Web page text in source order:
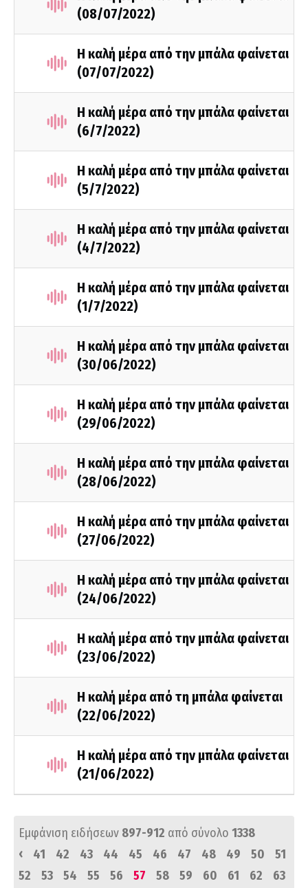
(08/07/2022)
Η καλή μέρα από την μπάλα φαίνεται
(07/07/2022)
Η καλή μέρα από την μπάλα φαίνεται
(6/7/2022)
Η καλή μέρα από την μπάλα φαίνεται
(5/7/2022)
Η καλή μέρα από την μπάλα φαίνεται
(4/7/2022)
Η καλή μέρα από την μπάλα φαίνεται
(1/7/2022)
Η καλή μέρα από την μπάλα φαίνεται
(30/06/2022)
Η καλή μέρα από την μπάλα φαίνεται
(29/06/2022)
Η καλή μέρα από την μπάλα φαίνεται
(28/06/2022)
Η καλή μέρα από την μπάλα φαίνεται
(27/06/2022)
Η καλή μέρα από την μπάλα φαίνεται
(24/06/2022)
Η καλή μέρα από την μπάλα φαίνεται
(23/06/2022)
Η καλή μέρα από τη μπάλα φαίνεται
(22/06/2022)
Η καλή μέρα από την μπάλα φαίνεται
(21/06/2022)
Εμφάνιση ειδήσεων 897-912 από σύνολο 1338
‹
41 42 43 44 45 46 47 48 49 50
51
52
53 54 55 56 57 58 59 60 61 62
63